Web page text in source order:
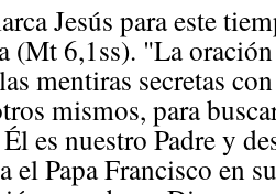
Jesús para este
(Mt 6,1ss). "La
mentiras secretas
mismos, para
es nuestro Padre y
el Papa Francisco en